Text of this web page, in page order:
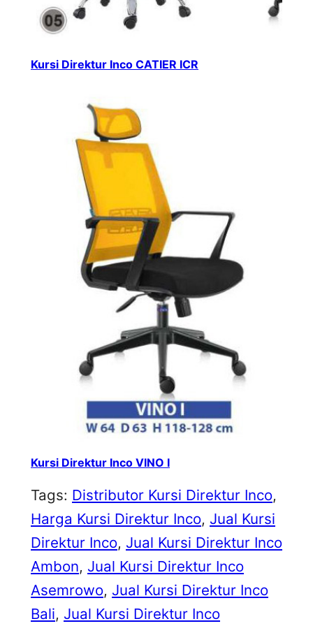
Kursi Direktur Inco CATIER ICR
Kursi Direktur Inco VINO I
Tags: Distributor Kursi Direktur Inco
Harga Kursi Direktur Inco, Jual Kursi
Direktur Inco, Jual Kursi Direktur Inco
Ambon, Jual Kursi Direktur Inco
Asemrowo, Jual Kursi Direktur Inco
Bali, Jual Kursi Direktur Inco